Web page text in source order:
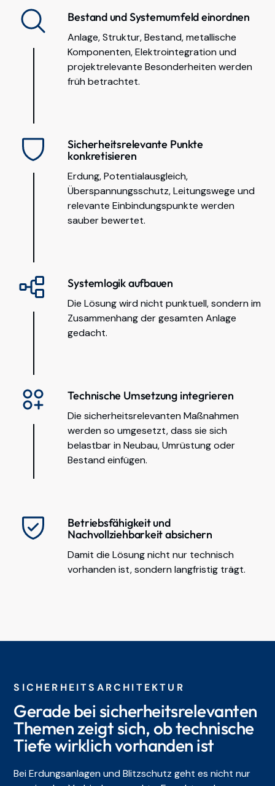
Bestand und Systemumfeld einordnen
Anlage, Struktur, Bestand, metallische
Komponenten, Elektrointegration und
projektrelevante Besonderheiten werden
früh betrachtet.
Sicherheitsrelevante Punkte
konkretisieren
Erdung, Potentialausgleich,
Überspannungsschutz, Leitungswege und
relevante Einbindungspunkte werden
sauber bewertet.
Systemlogik aufbauen
Die Lösung wird nicht punktuell, sondern im
Zusammenhang der gesamten Anlage
gedacht.
Technische Umsetzung integrieren
Die sicherheitsrelevanten Maßnahmen
werden so umgesetzt, dass sie sich
belastbar in Neubau, Umrüstung oder
Bestand einfügen.
Betriebsfähigkeit und
Nachvollziehbarkeit absichern
Damit die Lösung nicht nur technisch
vorhanden ist, sondern langfristig trägt.
SICHERHEITSARCHITEKTUR
Gerade bei sicherheitsrelevanten
Themen zeigt sich, ob technische
Tiefe wirklich vorhanden ist
Bei Erdungsanlagen und Blitzschutz geht es nicht nur